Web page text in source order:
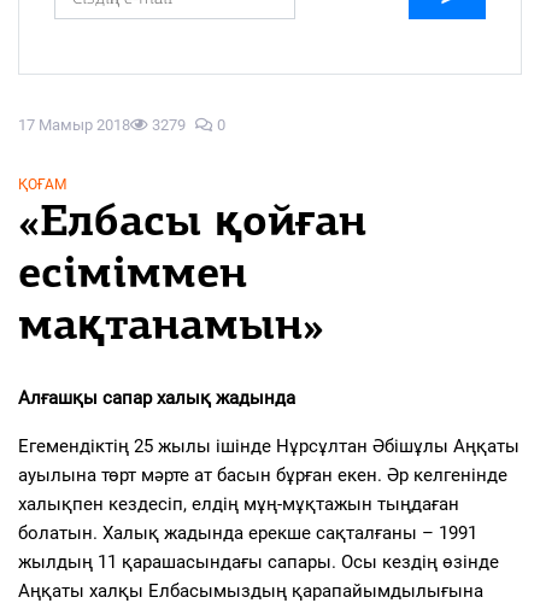
17 Мамыр 2018 3279 0
ҚОҒАМ
«Елбасы қойған
есіміммен
мақтанамын»
Алғашқы сапар халық жадында
Егемендіктің 25 жылы ішінде Нұрсұлтан Әбішұлы Аңқаты
ауылына төрт мәрте ат басын бұрған екен. Әр келгенінде
халықпен кездесіп, елдің мұң-мұқтажын тыңдаған
болатын. Халық жадында ерекше сақталғаны – 1991
жылдың 11 қарашасындағы сапары. Осы кездің өзінде
Аңқаты халқы Елбасымыздың қарапайымдылығына